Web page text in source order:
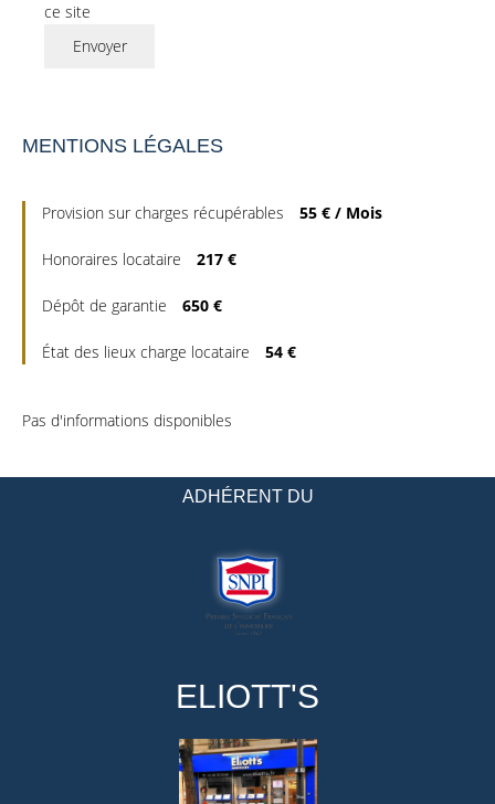
ce site
Envoyer
MENTIONS LÉGALES
Provision sur charges récupérables 55 € / Mois
Honoraires locataire 217 €
Dépôt de garantie 650 €
État des lieux charge locataire 54 €
Pas d'informations disponibles
ADHÉRENT DU
ELIOTT'S